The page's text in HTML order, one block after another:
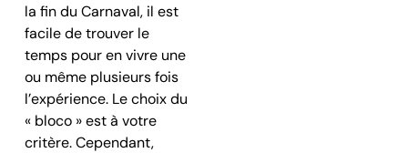
la fin du Carnaval, il est
facile de trouver le
temps pour en vivre une
ou même plusieurs fois
l’expérience. Le choix du
« bloco » est à votre
critère. Cependant,